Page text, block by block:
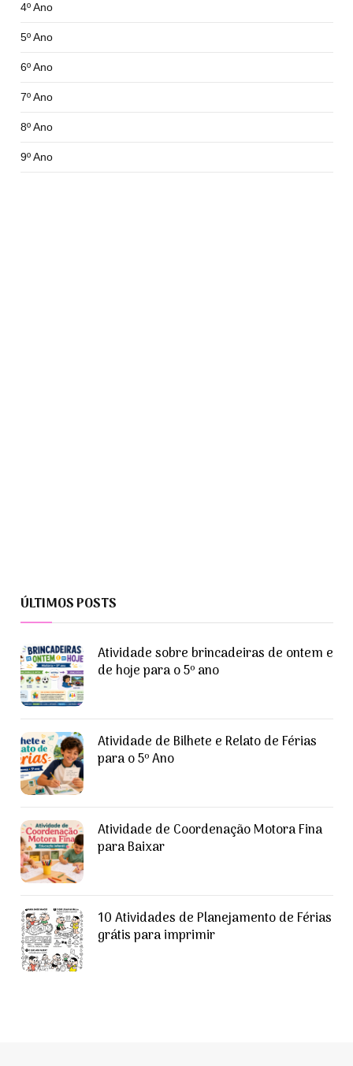
4º Ano
5º Ano
6º Ano
7º Ano
8º Ano
9º Ano
ÚLTIMOS POSTS
Atividade sobre brincadeiras de ontem e
de hoje para o 5º ano
Atividade de Bilhete e Relato de Férias
para o 5º Ano
Atividade de Coordenação Motora Fina
para Baixar
10 Atividades de Planejamento de Férias
grátis para imprimir